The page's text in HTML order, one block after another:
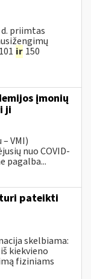
priimtas
ir 150
įmonių
ji
VMI)
nuo COVID-
pagalba...
pateikti
skelbiama:
kiekvieno
fiziniams